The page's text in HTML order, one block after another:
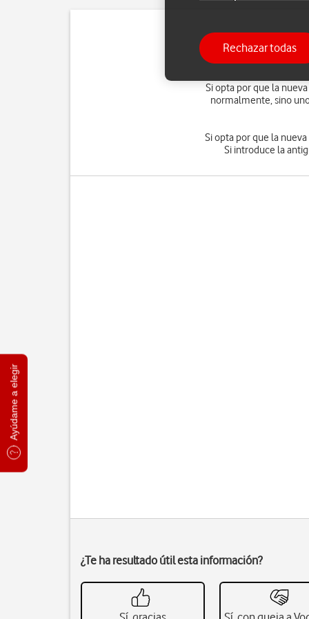
Ayúdame a elegir
Si inserta una nueva
Si opta por que la
normalmente, sino
Si opta por que la
Si introduce la
¿Te ha resultado útil esta información?
Rechazar todas